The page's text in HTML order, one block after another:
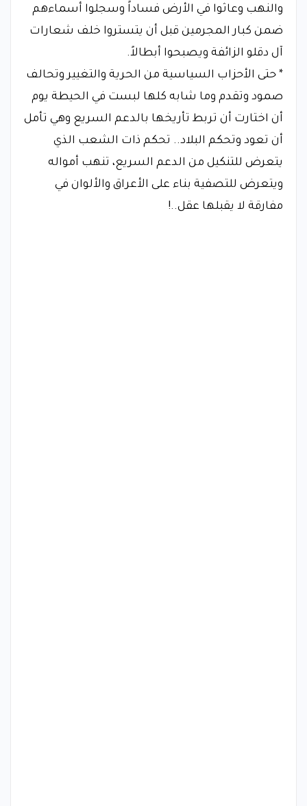
والنهب وعاثوا في الأرض فساداً وسجلوا أسماءهم
ضمن كبار المجرمين قبل أن يتستروا خلف شعارات
آل دقلو الزائفة ويصبحوا أبطالاً.
* حتى الأحزاب السياسية من الحرية والتغيير وتحالف
صمود وتقدم وما شابه كلها لبست في الحيطة يوم
أن اختارت أن تربط تأريخها بالدعم السريع وهي تأمل
أن تعود وتحكم البلاد.. تحكم ذات الشعب الذي
يتعرض للتنكيل من الدعم السريع، تنهب أمواله
ويتعرض للتصفية بناء على الأعراق والألوان في
مفارقة لا يقبلها عقل..!